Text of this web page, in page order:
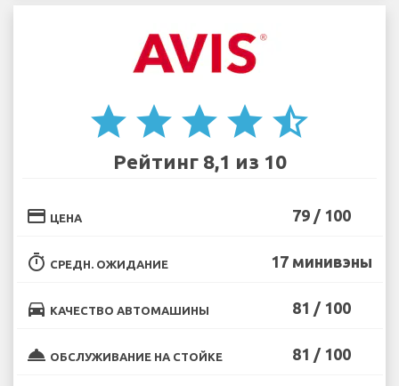
star star star star star_half
Рейтинг 8,1 из 10
credit_card ЦЕНА 79 / 100
timer СРЕДН. ОЖИДАНИЕ 17 минивэны
directions_car КАЧЕСТВО АВТОМАШИНЫ 81 / 100
room_service ОБСЛУЖИВАНИЕ НА СТОЙКЕ 81 / 100